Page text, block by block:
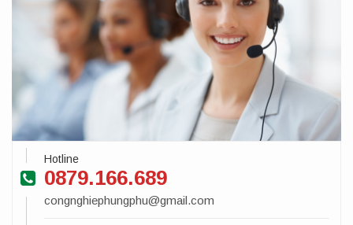
Hotline
0879.166.689
congnghiephungphu@gmail.com